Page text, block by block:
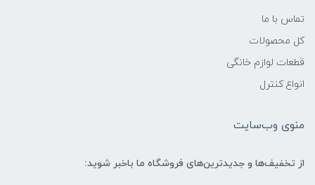
تماس با ما
کل محصولات
قطعات لوازم خانگی
انواع کنترل
منوی وب‌سایت
از تخفیف‌ها و جدیدترین‌های فروشگاه ما باخبر شوید: